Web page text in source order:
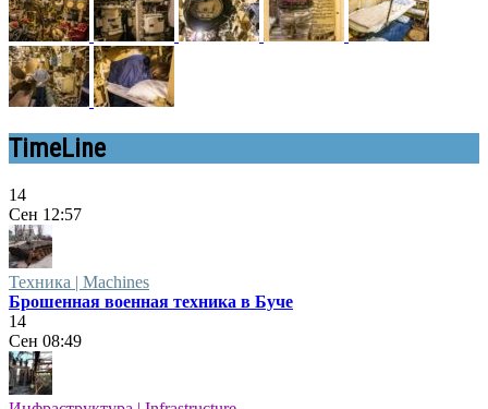
TimeLine
14
Сен 12:57
Техника | Machines
Брошенная военная техника в Буче
14
Сен 08:49